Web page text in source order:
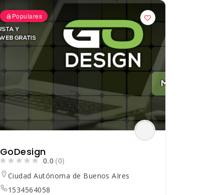
Populares
GoDesign
0.0 (0)
Ciudad Autónoma de Buenos AIres
1534564058